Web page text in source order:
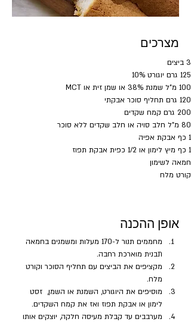
מצרכים
3 ביצים
125 גרם יוגורט 10%
100 מ"ל שמנת 38% או שמן זית או MCT
120 גרם תחליף סוכר אבקתי
200 גרם קמח שקדים
80 מ"ל חלב סויה או חלב שקדים ללא סוכר
1 כף אבקת אפיה
1 כף מיץ לימון או 1/2 כפית אבקת תפוז
חמאה לשימון
קורט מלח
אופן ההכנה
מחממים תנור ל-170 מעלות ומשמנים בחמאה
תבנית מוארכת רחבה.
מקציפים את הביצים עם תחליף הסוכר וקורט
מלח.
מוסיפים את היוגורט, השמנת או השמן,  זסט
לימון או אבקת תפוז ואז את קמח השקדים.
מערבבים עד קבלת מעיסה חלקה, יוצקים אותו